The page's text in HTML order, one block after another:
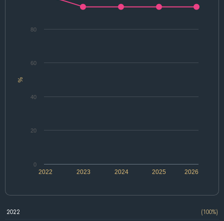
%
2022 2024 2026
2023 2025
0
20
40
60
80
2022
(100%)